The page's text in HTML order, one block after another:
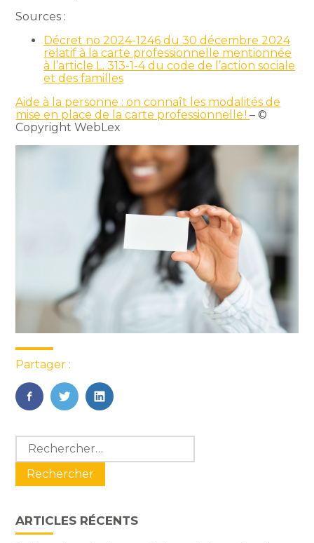
Sources :
Décret no 2024-1246 du 30 décembre 2024
relatif à la carte professionnelle mentionnée
à l’article L. 313-1-4 du code de l’action sociale
et des familles
Aide à la personne : on connaît les modalités de
mise en place de la carte professionnelle !– ©
Copyright WebLex
Partager :
FaceBook
TwitterLinkedIn
Blog
sidebar
Rechercher :
ARTICLES RÉCENTS